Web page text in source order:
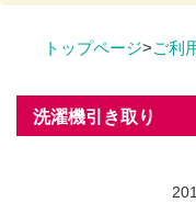
トップページ>ご利
洗濯機引き取り